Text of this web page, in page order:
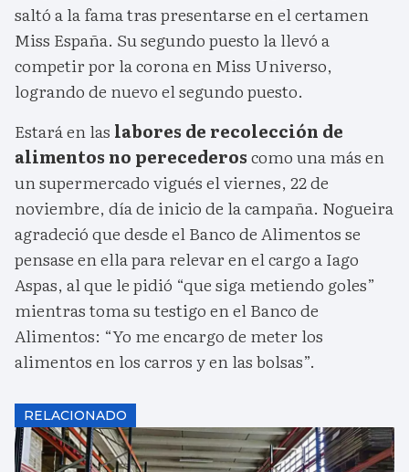
saltó a la fama tras presentarse en el certamen
Miss España. Su segundo puesto la llevó a
competir por la corona en Miss Universo,
logrando de nuevo el segundo puesto.
Estará en las labores de recolección de
alimentos no perecederoscomo una más en
un supermercado vigués el viernes, 22 de
noviembre, día de inicio de la campaña. Nogueira
agradeció que desde el Banco de Alimentos se
pensase en ella para relevar en el cargo a Iago
Aspas, al que le pidió “que siga metiendo goles”
mientras toma su testigo en el Banco de
Alimentos: “Yo me encargo de meter los
alimentos en los carros y en las bolsas”.
RELACIONADO